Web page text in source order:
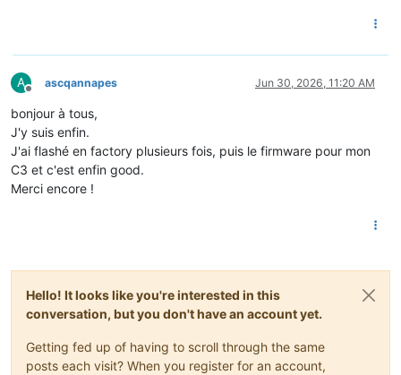
A
Offline
ascqannapes Jun 30, 2026, 11:20 AM
bonjour à tous,
J'y suis enfin.
J'ai flashé en factory plusieurs fois, puis le firmware pour mon
C3 et c'est enfin good.
Merci encore !
Hello! It looks like you're interested in this
conversation, but you don't have an account yet.
Getting fed up of having to scroll through the same
posts each visit? When you register for an account,